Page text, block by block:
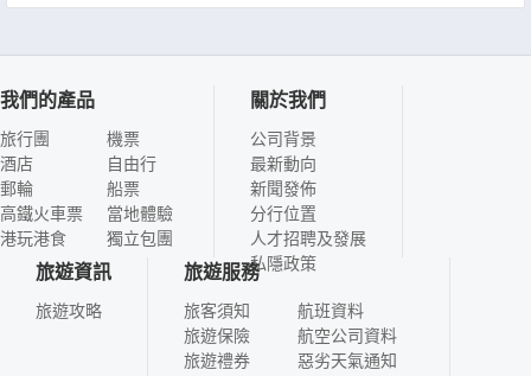
我們的產品
旅行團
酒店
郵輪
高鐵火車票
港玩港食
機票
自由行
船票
當地體驗
獨立包團
關於我們
公司背景
最新動向
新聞發佈
分行位置
人才招聘及發展
私隱政策
旅遊資訊
旅遊攻略
旅遊服務
旅客須知
旅遊保險
旅遊禮券
航班資料
航空公司資料
惡劣天氣通知